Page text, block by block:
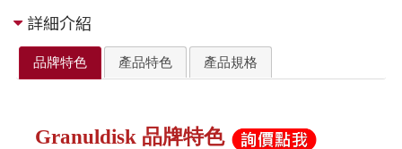
詳細介紹
品牌特色 產品特色 產品規格
Granuldisk 品牌特色